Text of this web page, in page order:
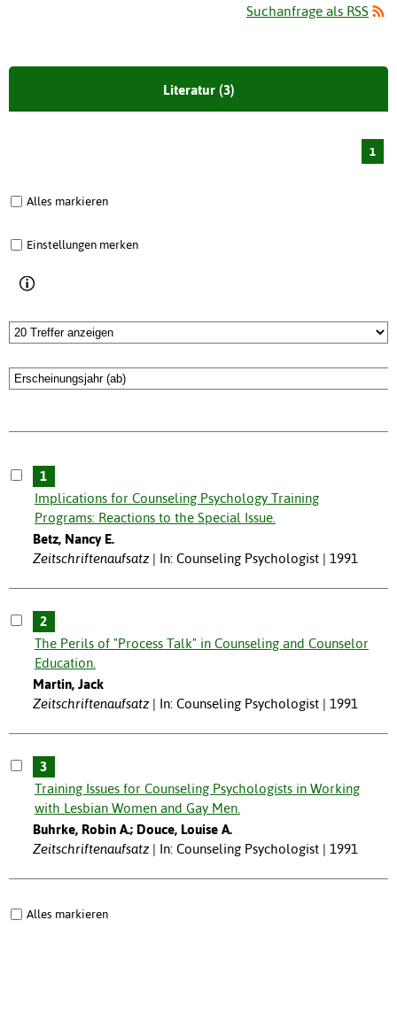
Suchanfrage als RSS
Literatur (3)
1
Alles markieren
Einstellungen merken
1
Implications for Counseling Psychology Training
Programs: Reactions to the Special Issue.
Betz, Nancy E.
Zeitschriftenaufsatz
In: Counseling Psychologist | 1991
2
The Perils of "Process Talk" in Counseling and Counselor
Education.
Martin, Jack
Zeitschriftenaufsatz
In: Counseling Psychologist | 1991
3
Training Issues for Counseling Psychologists in Working
with Lesbian Women and Gay Men.
Buhrke, Robin A.; Douce, Louise A.
Zeitschriftenaufsatz
In: Counseling Psychologist | 1991
Alles markieren